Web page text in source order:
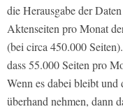
die Herausgabe der
Aktenseiten pro Monat
(bei circa 450.000
dass 55.000 Seiten pro
Wenn es dabei bleibt und
überhand nehmen, dann